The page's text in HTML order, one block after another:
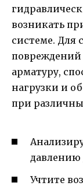
возникать
системе. Для
арматуру,
нагрузки и
при
давлению
Учтите